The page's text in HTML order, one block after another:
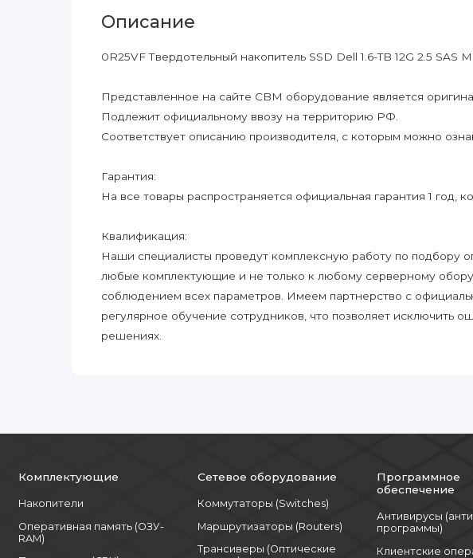
Описание
0R25VF Твердотельный накопитель SSD Dell 1.6-TB 12G 2.5 SAS
Представленное на сайте CBM оборудование является
Подлежит официальному ввозу на территорию РФ.
Соответствует описанию производителя, с которым можно
Гарантия:
На все товары распространяется официальная гарантия 1 год,
Квалификация:
Наши специалисты проведут комплексную работу по подбору
любые комплектующие и не только к любому серверному
соблюдением всех параметров. Имеем партнерство с
регулярное обучение сотрудников, что позволяет исключить
решениях.
Комплектующие
Накопители
Оперативная память (ОЗУ-
RAM)
Сетевое оборудование
Коммутаторы (Switches)
Маршрутизаторы (Routers)
Трансиверы (Оптические
Программное
обеспечение
Антивирусы
программы)
Клиентские